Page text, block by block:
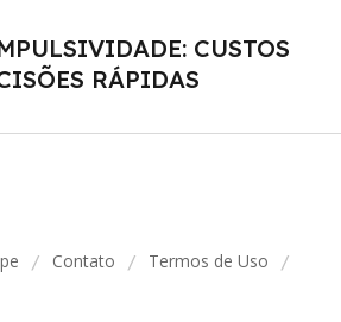
CUSTOS
RÁPIDAS
/ Contato / Termos de Uso /